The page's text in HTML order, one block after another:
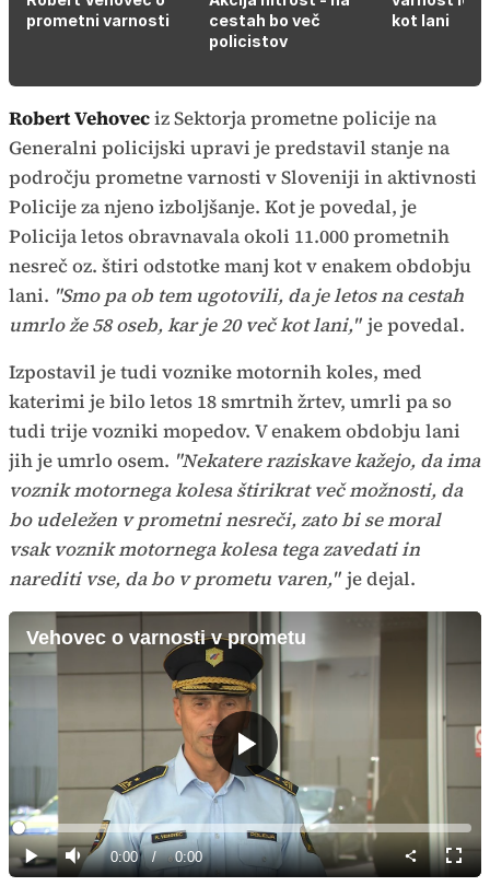
prometni varnosti
cestah bo več
policistov
kot lani
Robert Vehoveciz Sektorja prometne policije na
Generalni policijski upravi je predstavil stanje na
področju prometne varnosti v Sloveniji in aktivnosti
Policije za njeno izboljšanje. Kot je povedal, je
Policija letos obravnavala okoli 11.000 prometnih
nesreč oz. štiri odstotke manj kot v enakem obdobju
lani. "Smo pa ob tem ugotovili, da je letos na cestah
umrlo že 58 oseb, kar je 20 več kot lani," je povedal.
Izpostavil je tudi voznike motornih koles, med
katerimi je bilo letos 18 smrtnih žrtev, umrli pa so
tudi trije vozniki mopedov. V enakem obdobju lani
jih je umrlo osem. "Nekatere raziskave kažejo, da ima
voznik motornega kolesa štirikrat več možnosti, da
bo udeležen v prometni nesreči, zato bi se moral
vsak voznik motornega kolesa tega zavedati in
narediti vse, da bo v prometu varen," je dejal.
Vehovec o varnosti v prometu
Predvajaj
Predvajaj
Tiho Current
0:00 / Duration
0:00
Loaded:
0%
način